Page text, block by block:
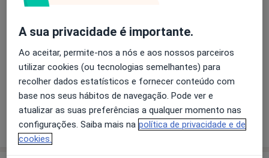
45 €
Primeira consulta Psicologia
55 €
+ 5 serviços
Como mostramos os preços?
A sua privacidade é importante.
Ao aceitar, permite-nos a nós e aos nossos parceiros
utilizar cookies (ou tecnologias semelhantes) para
recolher dados estatísticos e fornecer conteúdo com
base nos seus hábitos de navegação. Pode ver e
atualizar as suas preferências a qualquer momento nas
configurações. Saiba mais na política de privacidade e de
cookies.